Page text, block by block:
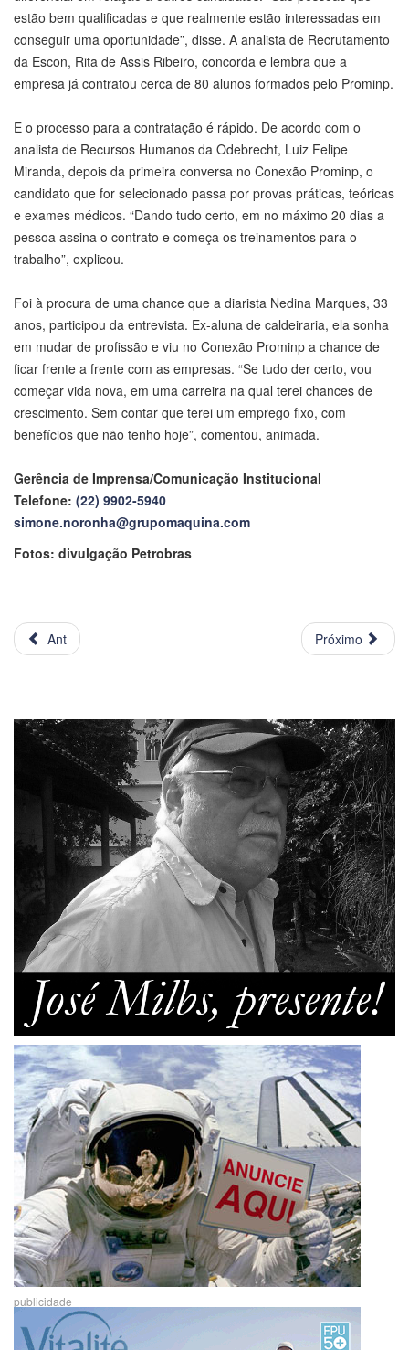
estão bem qualificadas e que realmente estão interessadas em
conseguir uma oportunidade”, disse. A analista de Recrutamento
da Escon, Rita de Assis Ribeiro, concorda e lembra que a
empresa já contratou cerca de 80 alunos formados pelo Prominp.
E o processo para a contratação é rápido. De acordo com o
analista de Recursos Humanos da Odebrecht, Luiz Felipe
Miranda, depois da primeira conversa no Conexão Prominp, o
candidato que for selecionado passa por provas práticas, teóricas
e exames médicos. “Dando tudo certo, em no máximo 20 dias a
pessoa assina o contrato e começa os treinamentos para o
trabalho”, explicou.
Foi à procura de uma chance que a diarista Nedina Marques, 33
anos, participou da entrevista. Ex-aluna de caldeiraria, ela sonha
em mudar de profissão e viu no Conexão Prominp a chance de
ficar frente a frente com as empresas. “Se tudo der certo, vou
começar vida nova, em uma carreira na qual terei chances de
crescimento. Sem contar que terei um emprego fixo, com
benefícios que não tenho hoje”, comentou, animada.
Gerência de Imprensa/Comunicação Institucional
Telefone: (22) 9902-5940
simone.noronha@grupomaquina.com
Fotos: divulgação Petrobras
Ant Próximo
publicidade